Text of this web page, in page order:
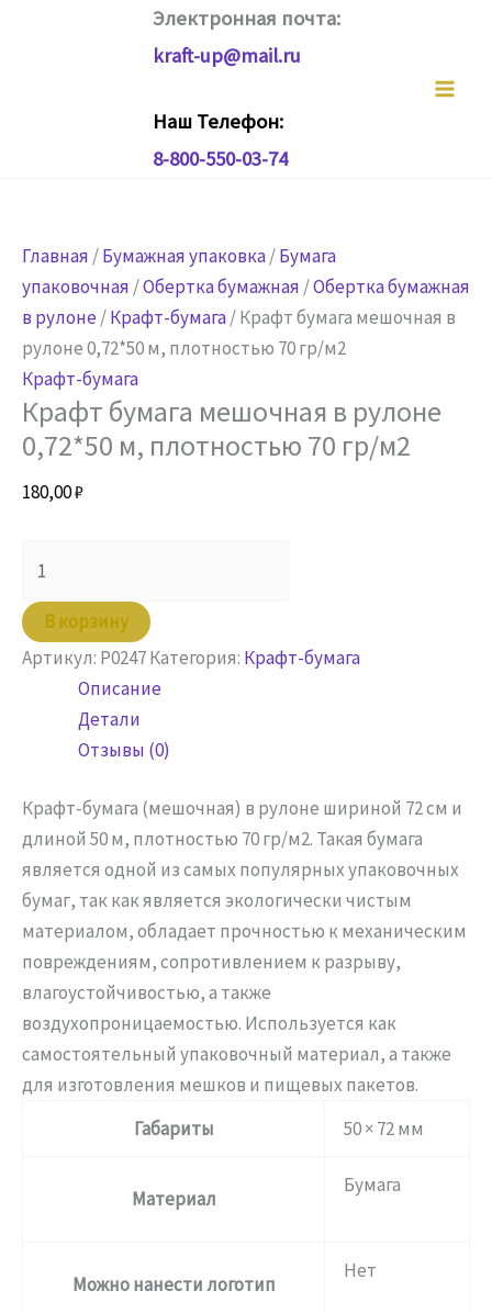
Электронная почта:
kraft-up@mail.ru
Наш Телефон:
8-800-550-03-74
Главная /Бумажная упаковка/Бумага
упаковочная /Обертка бумажная /Обертка бумажная
в рулоне /Крафт-бумага/ Крафт бумага мешочная в
рулоне 0,72*50 м, плотностью 70 гр/м2
Крафт-бумага
Крафт бумага мешочная в рулоне
0,72*50 м, плотностью 70 гр/м2
180,00₽
товара
Крафт
бумага
мешочная
рулоне
м,
плотностью
70
гр/
м2
В корзину
Артикул: P0247Категория: Крафт-бумага
Описание
Детали
Отзывы (0)
Крафт-бумага (мешочная) в рулоне шириной 72 см и
длиной 50 м, плотностью 70 гр/м2. Такая бумага
является одной из самых популярных упаковочных
бумаг, так как является экологически чистым
материалом, обладает прочностью к механическим
повреждениям, сопротивлением к разрыву,
влагоустойчивостью, а также
воздухопроницаемостью. Используется как
самостоятельный упаковочный материал, а также
для изготовления мешков и пищевых пакетов.
Габариты
50 × 72 мм
Материал
Бумага
Можно нанести логотип
Нет